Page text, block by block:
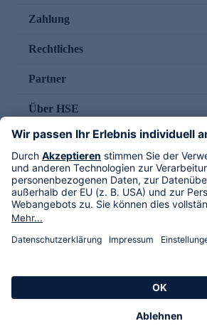
Zahlung
Rechtliches
Partner
Über HSE
Im TV
HSE International